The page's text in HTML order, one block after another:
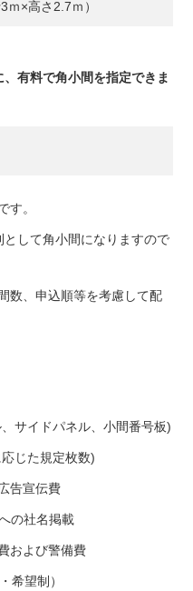
×高さ2.7ｍ）
有料で角小間を指定できま
す。
して角小間になりますので
数、申込順等を考慮して配
サイドパネル、小間番号板)
じた規定枚数)
告宣伝費
の社名掲載
および警備費
希望制）